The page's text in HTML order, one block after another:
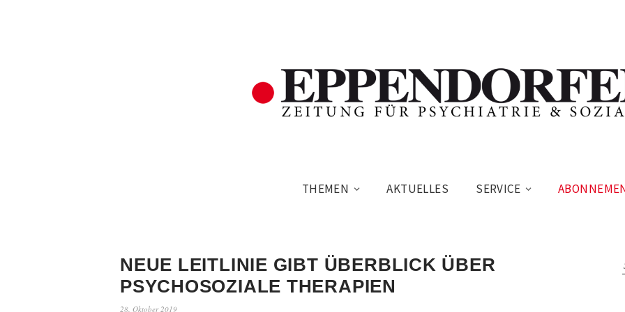
THEMEN AKTUELLES SERVICE
NEUE LEITLINIE GIBT ÜBERBLICK ÜBER
PSYCHOSOZIALE THERAPIEN
28. Oktober 2019